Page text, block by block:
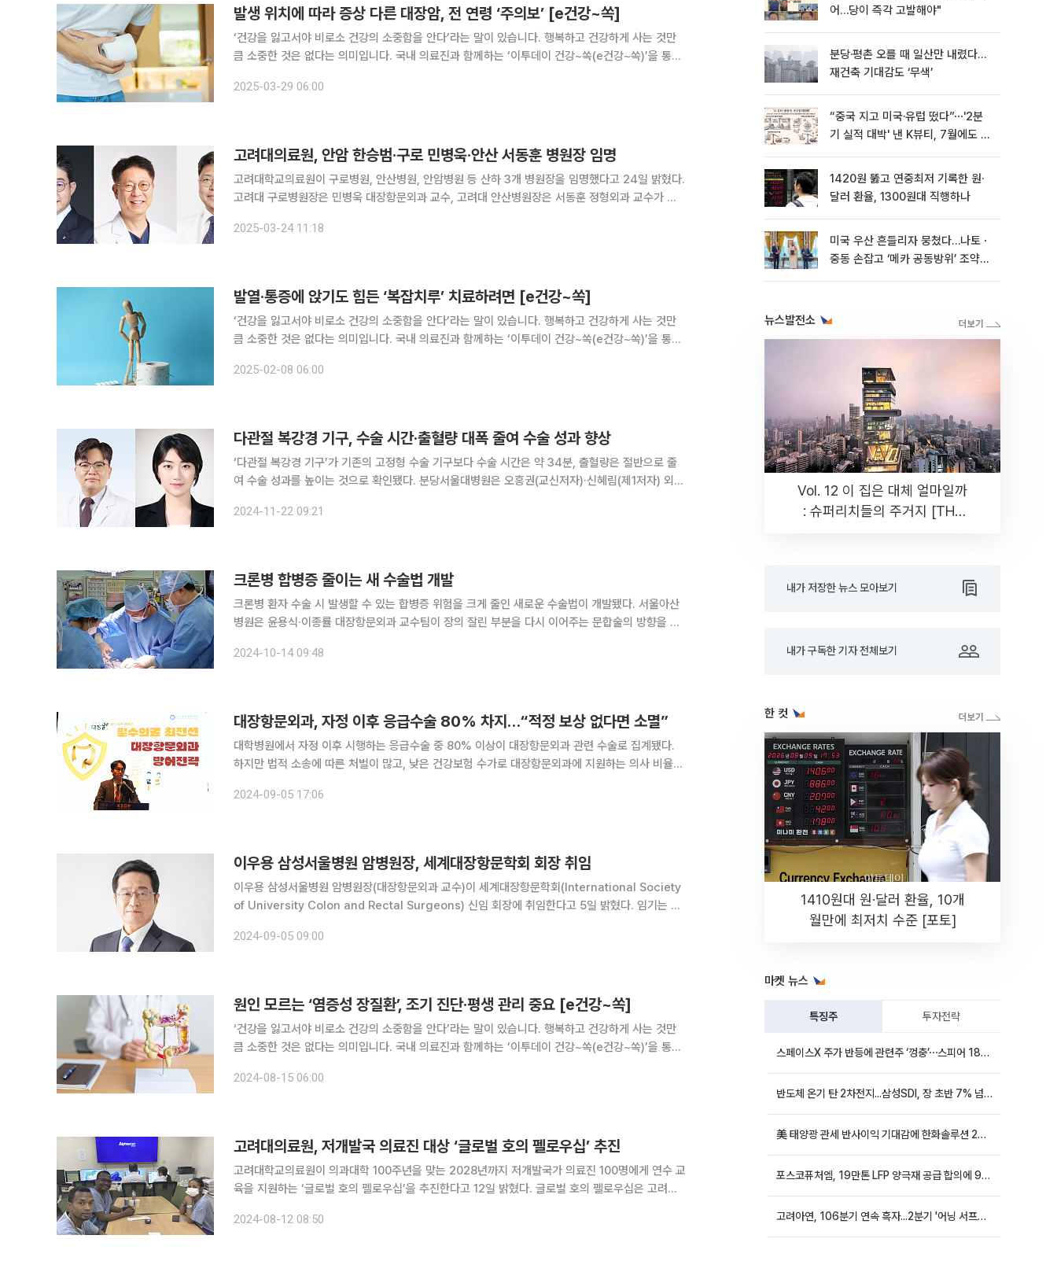
발생 위치에 따라 증상 다른 대장암, 전 연령 ‘주의보’ [e건강~쏙]
‘건강을 잃고서야 비로소 건강의 소중함을 안다’라는 말이 있습니다. 행복하고 건강하게 사는 것만
큼 소중한 것은 없다는 의미입니다. 국내 의료진과 함께하는 ‘이투데이 건강~쏙(e건강~쏙)’을 통해
장암이 서구화된 식습관으로 최근 20~40대 젊은 층에서도 발병
2025-03-29 06:00
고려대의료원, 안암 한승범·구로 민병욱·안산 서동훈 병원장 임명
고려대학교의료원이 구로병원, 안산병원, 안암병원 등 산하 3개 병원장을 임명했다고 24일 밝혔다.
고려대 구로병원장은 민병욱 대장항문외과 교수, 고려대 안산병원장은 서동훈 정형외과 교수가 신
2025-03-24 11:18
발열·통증에 앉기도 힘든 ‘복잡치루’ 치료하려면 [e건강~쏙]
‘건강을 잃고서야 비로소 건강의 소중함을 안다’라는 말이 있습니다. 행복하고 건강하게 사는 것만
큼 소중한 것은 없다는 의미입니다. 국내 의료진과 함께하는 ‘이투데이 건강~쏙(e건강~쏙)’을 통해
배출기관인 항문은 연약해서 상처를 입으면 잘 회복되지 않는다. 대
2025-02-08 06:00
다관절 복강경 기구, 수술 시간·출혈량 대폭 줄여 수술 성과 향상
‘다관절 복강경 기구’가 기존의 고정형 수술 기구보다 수술 시간은 약 34분, 출혈량은 절반으로 줄
여 수술 성과를 높이는 것으로 확인됐다. 분당서울대병원은 오흥권(교신저자)·신혜림(제1저자) 외과
성을 개선해 수술 성과를 향상할 수 있음을 입증한 연구 결과를
2024-11-22 09:21
크론병 합병증 줄이는 새 수술법 개발
크론병 환자 수술 시 발생할 수 있는 합병증 위험을 크게 줄인 새로운 수술법이 개발됐다. 서울아산
병원은 윤용식·이종률 대장항문외과 교수팀이 장의 잘린 부분을 다시 이어주는 문합술의 방향을 바
소하고, 장폐색 발생률은 3분의 2 이상 낮아졌다고 14일 밝혔다.
2024-10-14 09:48
대장항문외과, 자정 이후 응급수술 80% 차지…“적정 보상 없다면 소멸”
대학병원에서 자정 이후 시행하는 응급수술 중 80% 이상이 대장항문외과 관련 수술로 집계됐다.
하지만 법적 소송에 따른 처벌이 많고, 낮은 건강보험 수가로 대장항문외과에 지원하는 의사 비율은
‘필수의료 최전선 대장항문외과 방어 전략’ 슬로건으로 ‘2024 대장앎
2024-09-05 17:06
이우용 삼성서울병원 암병원장, 세계대장항문학회 회장 취임
이우용 삼성서울병원 암병원장(대장항문외과 교수)이 세계대장항문학회(International Society
of University Colon and Rectal Surgeons) 신임 회장에 취임한다고 5일 밝혔다. 임기는 이
국 449명의 대학병원 의료진이 참
2024-09-05 09:00
원인 모르는 ‘염증성 장질환’, 조기 진단·평생 관리 중요 [e건강~쏙]
‘건강을 잃고서야 비로소 건강의 소중함을 안다’라는 말이 있습니다. 행복하고 건강하게 사는 것만
큼 소중한 것은 없다는 의미입니다. 국내 의료진과 함께하는 ‘이투데이 건강~쏙(e건강~쏙)’을 통해
평생 증상을 관리해야 하는 난치병으로 알려졌다. 환자들은 끊어질
2024-08-15 06:00
고려대의료원, 저개발국 의료진 대상 ‘글로벌 호의 펠로우십’ 추진
고려대학교의료원이 의과대학 100주년을 맞는 2028년까지 저개발국가 의료진 100명에게 연수 교
육을 지원하는 ‘글로벌 호의 펠로우십’을 추진한다고 12일 밝혔다. 글로벌 호의 펠로우십은 고려대
수생으로 아프리카 마다가스카르 베싸니 병원(BETHANY HOSPI
2024-08-12 08:50
어…당이 즉각 고발해야"
분당·평촌 오를 때 일산만 내렸다…
재건축 기대감도 ‘무색’
“중국 지고 미국·유럽 떴다”⋯'2분
기 실적 대박' 낸 K뷰티, 7월에도 질
1420원 뚫고 연중최저 기록한 원·
달러 환율, 1300원대 직행하나
미국 우산 흔들리자 뭉쳤다…나토ㆍ
중동 손잡고 ‘메카 공동방위’ 조약
뉴스발전소
Vol. 12 이 집은 대체 얼마일까
: 슈퍼리치들의 주거지 [THE
내가 저장한 뉴스 모아보기
내가 구독한 기자 전체보기
한 컷
1410원대 원·달러 환율, 10개
월만에 최저치 수준 [포토]
마켓 뉴스
특징주 투자전략
스페이스X 주가 반등에 관련주 ‘껑충’⋯스피어 18%ㆍ에이치브이엠 12%↑
반도체 온기 탄 2차전지...삼성SDI, 장 초반 7% 넘게 껑충
美 태양광 관세 반사이익 기대감에 한화솔루션 20%대·OCI홀딩스 14%대 급등
포스코퓨처엠, 19만톤 LFP 양극재 공급 합의에 9%대 강세
고려아연, 106분기 연속 흑자...2분기 '어닝 서프라이즈'에 장 초반 12%대 강세